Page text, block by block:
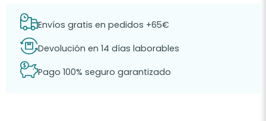
Envíos gratis en pedidos +65€
Devolución en 14 días laborables
Pago 100% seguro garantizado